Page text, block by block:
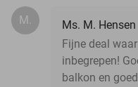
M.
Ms. M. Hensen
Fijne deal
inbegrepen!
balkon en